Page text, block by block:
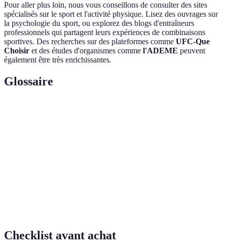
Pour aller plus loin, nous vous conseillons de consulter des sites
spécialisés sur le sport et l'activité physique. Lisez des ouvrages sur
la psychologie du sport, ou explorez des blogs d'entraîneurs
professionnels qui partagent leurs expériences de combinaisons
sportives. Des recherches sur des plateformes comme UFC-Que
Choisir et des études d'organismes comme l'ADEME peuvent
également être très enrichissantes.
Glossaire
Checklist avant achat